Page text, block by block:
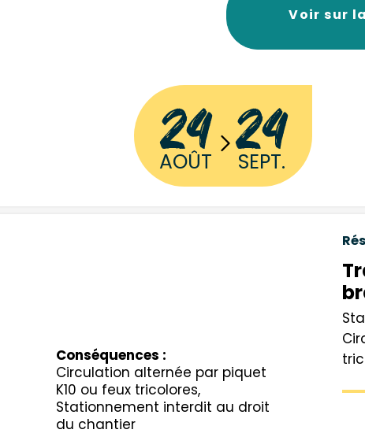
Voir sur
24
AOÛT 24
SEPT.
Conséquences :
Circulation alternée par piquet
K10 ou feux tricolores,
Stationnement interdit au droit
du chantier